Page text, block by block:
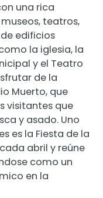
una rica
teatros,
edificios
la iglesia, la
y el Teatro
de la
Muerto, que
visitantes que
y asado. Uno
es la Fiesta de la
abril y reúne
como un
en la